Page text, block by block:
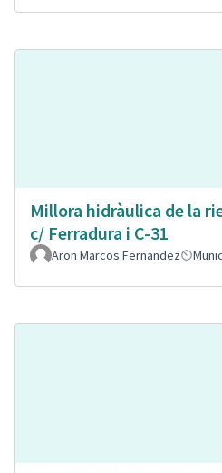
Millora hidràulica de la
c/ Ferradura i C-31
Aron Marcos Fernandez